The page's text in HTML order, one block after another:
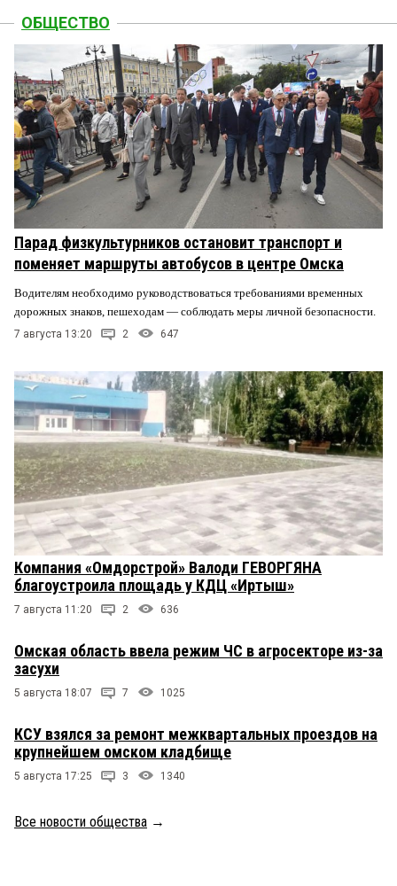
ОБЩЕСТВО
Парад физкультурников остановит транспорт и
поменяет маршруты автобусов в центре Омска
Водителям необходимо руководствоваться требованиями временных
дорожных знаков, пешеходам — соблюдать меры личной безопасности.
7 августа 13:20 2 647
Компания «Омдорстрой» Валоди ГЕВОРГЯНА
благоустроила площадь у КДЦ «Иртыш»
7 августа 11:20 2 636
Омская область ввела режим ЧС в агросекторе из-за
засухи
5 августа 18:07 7 1025
КСУ взялся за ремонт межквартальных проездов на
крупнейшем омском кладбище
5 августа 17:25 3 1340
Все новости общества →